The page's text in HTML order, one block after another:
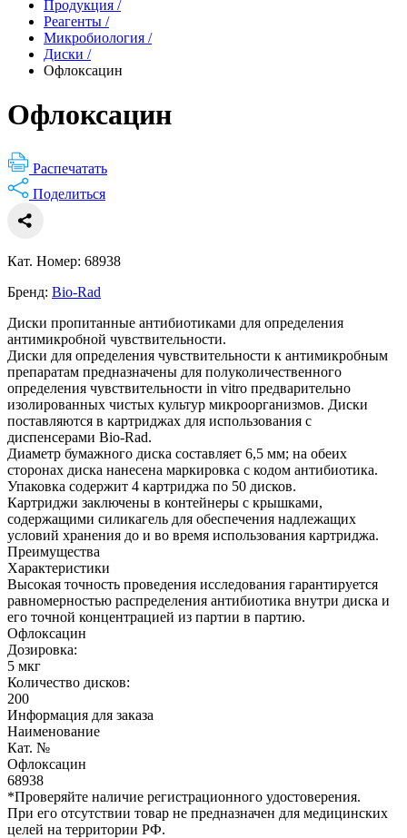
Продукция /
Реагенты /
Микробиология /
Диски /
Офлоксацин
Офлоксацин
Распечатать
Поделиться
Кат. Номер: 68938
Бренд: Bio-Rad
Диски пропитанные антибиотиками для определения
антимикробной чувствительности.
Диски для определения чувствительности к антимикробным
препаратам предназначены для полуколичественного
определения чувствительности in vitro предварительно
изолированных чистых культур микроорганизмов. Диски
поставляются в картриджах для использования с
диспенсерами Bio-Rad.
Диаметр бумажного диска составляет 6,5 мм; на обеих
сторонах диска нанесена маркировка с кодом антибиотика.
Упаковка содержит 4 картриджа по 50 дисков.
Картриджи заключены в контейнеры с крышками,
содержащими силикагель для обеспечения надлежащих
условий хранения до и во время использования картриджа.
Преимущества
Характеристики
Высокая точность проведения исследования гарантируется
равномерностью распределения антибиотика внутри диска и
его точной концентрацией из партии в партию.
Офлоксацин
Дозировка:
5 мкг
Количество дисков:
200
Информация для заказа
Наименование
Кат. №
Офлоксацин
68938
*Проверяйте наличие регистрационного удостоверения.
При его отсутствии товар не предназначен для медицинских
целей на территории РФ.